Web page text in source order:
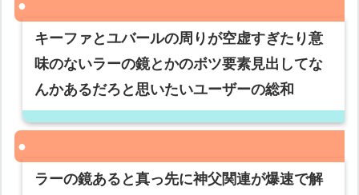
キーファとユバールの周りが空虚すぎたり意
味のないラーの鏡とかのボツ要素見出してな
んかあるだろと思いたいユーザーの総和
ラーの鏡あると真っ先に神父関連が爆速で解